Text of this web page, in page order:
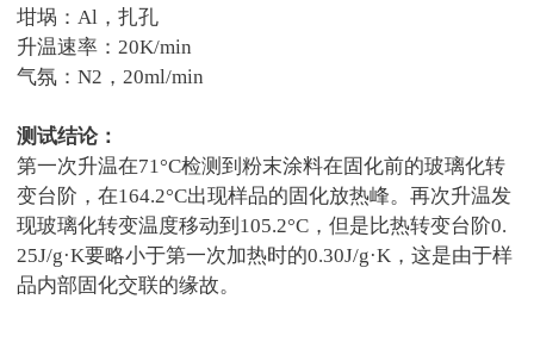
坩埚：Al，扎孔
升温速率：20K/min
气氛：N2，20ml/min
测试结论：
第一次升温在71°C检测到粉末涂料在固化前的玻璃化转
变台阶，在164.2°C出现样品的固化放热峰。再次升温发
现玻璃化转变温度移动到105.2°C，但是比热转变台阶0.
25J/g·K要略小于第一次加热时的0.30J/g·K，这是由于样
品内部固化交联的缘故。